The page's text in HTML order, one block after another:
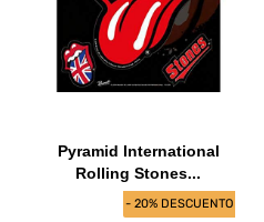
- 20% DESCUENTO
Pyramid International
Rolling Stones...